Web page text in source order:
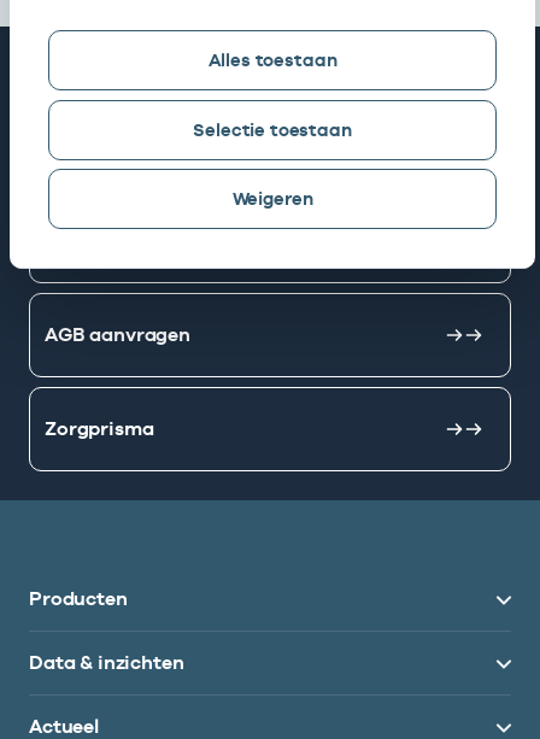
Alles toestaan
Selectie toestaan
Weigeren
AGB zoeken
AGB aanvragen
Zorgprisma
Producten
Data & inzichten
Actueel